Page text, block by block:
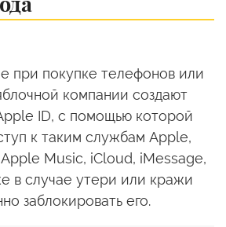
при покупке телефонов или
компании создают
ID, с помощью которой
к таким службам Apple,
Music, iCloud, iMessage,
в случае утери или кражи
заблокировать его.